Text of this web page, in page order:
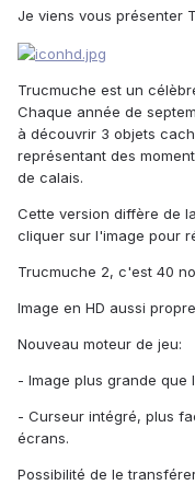
Je viens vous présenter
Trucmuche est un
Chaque année de
à découvrir 3 objets
représentant des
de calais.
Cette version diffère de
cliquer sur l'image pour
Trucmuche 2, c'est 40
Image en HD aussi
Nouveau moteur de jeu:
- Image plus grande que
- Curseur intégré, plus
écrans.
Possibilité de le